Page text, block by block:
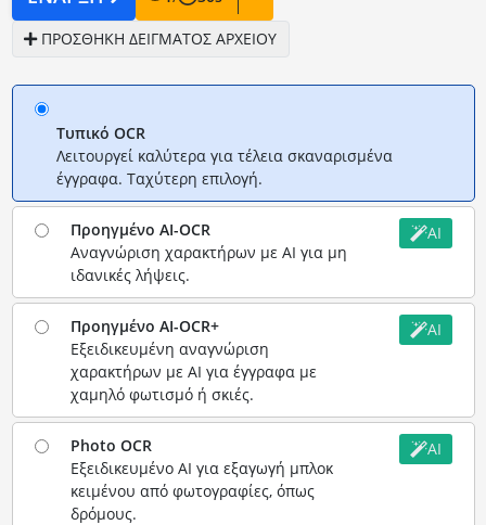
ΠΡΟΣΘΉΚΗ ΔΕΊΓΜΑΤΟΣ ΑΡΧΕΊΟΥ
Τυπικό OCR
Λειτουργεί καλύτερα για τέλεια σκαναρισμένα
έγγραφα. Ταχύτερη επιλογή.
Προηγμένο AI-OCR
Αναγνώριση χαρακτήρων με AI για μη
ιδανικές λήψεις.
AI
Προηγμένο AI-OCR+
Εξειδικευμένη αναγνώριση
χαρακτήρων με AI για έγγραφα με
χαμηλό φωτισμό ή σκιές.
AI
Photo OCR
Εξειδικευμένο AI για εξαγωγή μπλοκ
κειμένου από φωτογραφίες, όπως
δρόμους.
AI